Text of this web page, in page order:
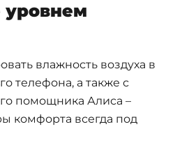
уровнем
влажность воздуха в
телефона, а также с
помощника Алиса –
комфорта всегда под